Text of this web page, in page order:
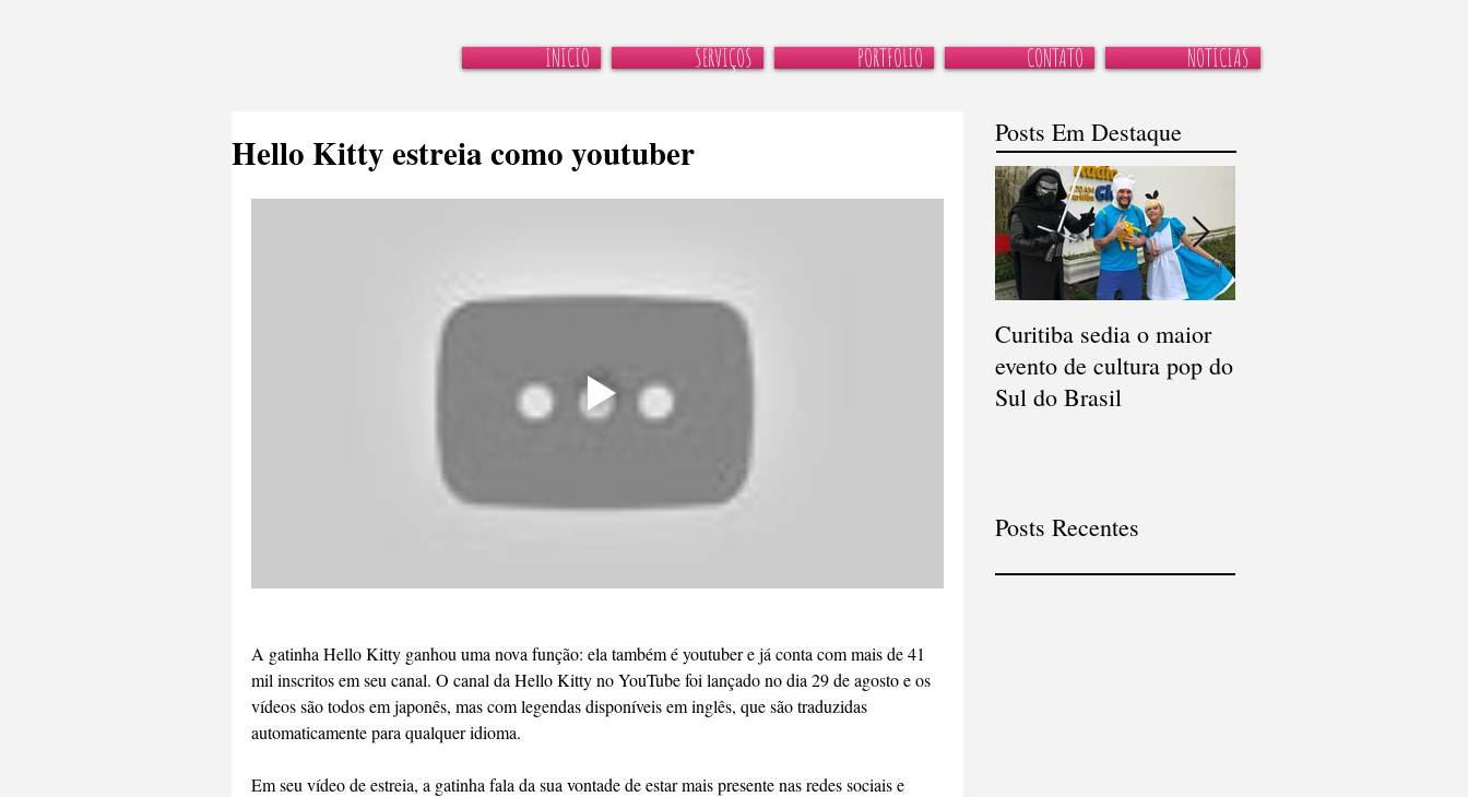
INÍCIO SERVIÇOS PORTFÓLIO CONTATO NOTÍCIAS
Hello Kitty estreia como youtuber
A gatinha Hello Kitty ganhou uma nova função: ela também é youtuber e já conta com mais de 41
mil inscritos em seu canal. O canal da Hello Kitty no YouTube foi lançado no dia 29 de agosto e os
vídeos são todos em japonês, mas com legendas disponíveis em inglês, que são traduzidas
automaticamente para qualquer idioma.
Em seu vídeo de estreia, a gatinha fala da sua vontade de estar mais presente nas redes sociais e
Posts Em Destaque
Curitiba sedia o maior
evento de cultura pop do
Sul do Brasil
Posts Recentes